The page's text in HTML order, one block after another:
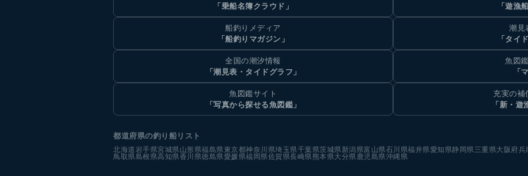
「乗船名簿クラウド」
「遊漁
船釣りメディア
「船釣りマガジン」
潮見
「タイ
全国の潮汐情報
「潮見表・タイドグラフ」
魚図
「
魚図鑑サイト
「写真から探せる魚図鑑」
充実の補
「新・遊
都道府県の釣り船リスト
北海道 岩手県宮城県 山形県福島県 東京都神奈川県埼玉県千葉県茨城県 新潟県富山県石川県福井県愛知県静岡県 三重県大阪府兵
鳥取県島根県高知県香川県徳島県愛媛県福岡県佐賀県長崎県 熊本県大分県 鹿児島県沖縄県